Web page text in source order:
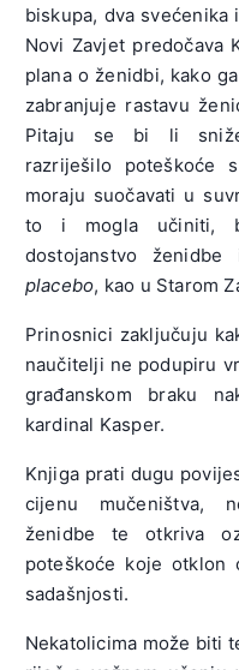
biskupa, dva
Novi Zavjet predočava
plana o ženidbi, kako
zabranjuje rastavu
Pitaju se bi li
razriješilo poteškoće
moraju suočavati u
to i mogla učiniti,
dostojanstvo
placebo, kao u Starom
Prinosnici zaključuju
naučitelji ne podupiru
građanskom braku
kardinal Kasper.
Knjiga prati dugu
cijenu mučeništva,
ženidbe te otkriva
poteškoće koje
sadašnjosti.
Nekatolicima može biti